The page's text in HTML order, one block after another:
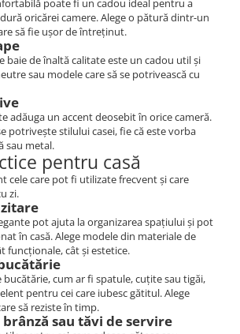
poate fi un cadou ideal pentru a
oricărei camere. Alege o pătură dintr-un
să fie ușor de întreținut.
baie de înaltă calitate este un cadou util și
sau modele care să se potrivească cu
adăuga un accent deosebit în orice cameră.
potrivește stilului casei, fie că este vorba
sau metal.
pentru casă
cele care pot fi utilizate frecvent și care
zi.
pot ajuta la organizarea spațiului și pot
în casă. Alege modele din materiale de
funcționale, cât și estetice.
bucătărie, cum ar fi spatule, cuțite sau tigăi,
pentru cei care iubesc gătitul. Alege
să reziste în timp.
brânză sau tăvi de servire